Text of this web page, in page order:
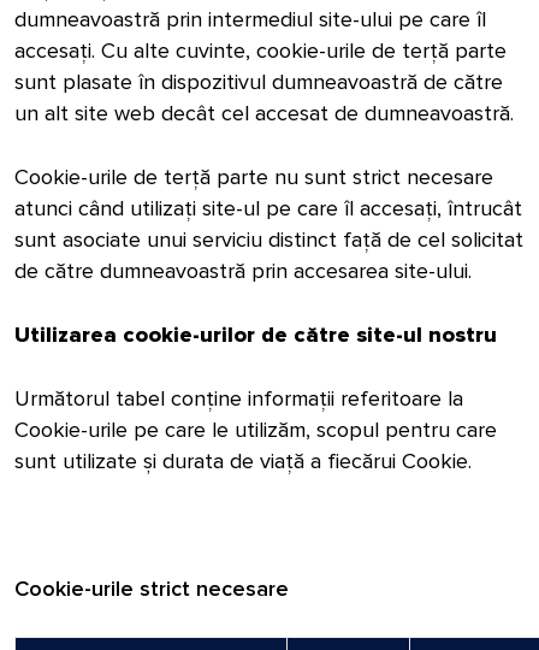
dumneavoastră prin intermediul site-ului pe care îl
accesați. Cu alte cuvinte, cookie-urile de terță parte
sunt plasate în dispozitivul dumneavoastră de către
un alt site web decât cel accesat de dumneavoastră.
Cookie-urile de terță parte nu sunt strict necesare
atunci când utilizați site-ul pe care îl accesați, întrucât
sunt asociate unui serviciu distinct față de cel solicitat
de către dumneavoastră prin accesarea site-ului.
Utilizarea cookie-urilor de către site-ul nostru
Următorul tabel conține informații referitoare la
Cookie-urile pe care le utilizăm, scopul pentru care
sunt utilizate și durata de viață a fiecărui Cookie.
Cookie-urile strict necesare